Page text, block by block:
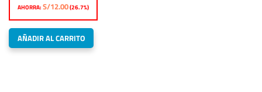
era:
S/45.00.
es:
S/33.00.
AHORRA:S/12.00(26.7%)
AÑADIR AL CARRITO